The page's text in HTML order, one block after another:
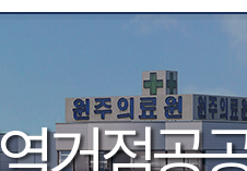
의계약
정보공개
의료원
안전보
의료
기구
거점공